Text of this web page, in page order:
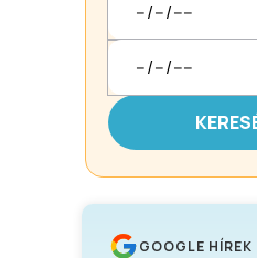
GOOGLE HÍREK